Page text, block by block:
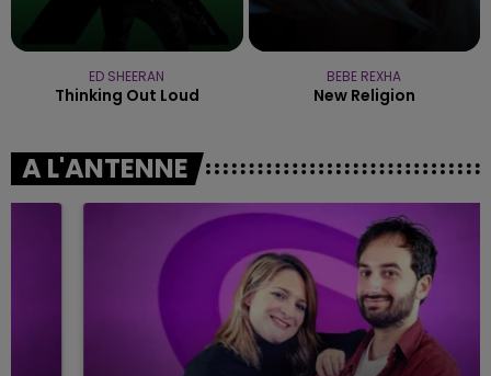
ED SHEERAN
Thinking Out Loud
BEBE REXHA
New Religion
A L'ANTENNE